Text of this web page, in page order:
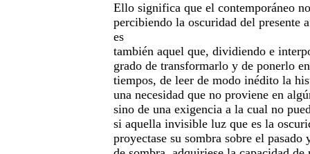
Ello significa que el contemporáneo
percibiendo la oscuridad del presente
es
también aquel que, dividiendo e
grado de transformarlo y de ponerlo
tiempos, de leer de modo inédito la
una necesidad que no proviene en
sino de una exigencia a la cual no
si aquella invisible luz que es la
proyectase su sombra sobre el pasado